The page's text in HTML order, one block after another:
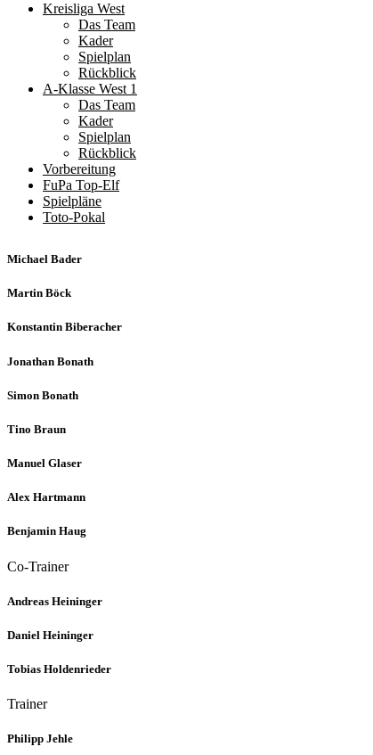
Kreisliga West
Das Team
Kader
Spielplan
Rückblick
A-Klasse West 1
Das Team
Kader
Spielplan
Rückblick
Vorbereitung
FuPa Top-Elf
Spielpläne
Toto-Pokal
Michael Bader
Martin Böck
Konstantin Biberacher
Jonathan Bonath
Simon Bonath
Tino Braun
Manuel Glaser
Alex Hartmann
Benjamin Haug
Co-Trainer
Andreas Heininger
Daniel Heininger
Tobias Holdenrieder
Trainer
Philipp Jehle